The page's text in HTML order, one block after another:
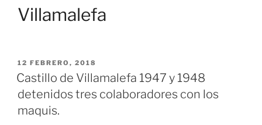
Villamalefa
PUBLICADO
EL
12 FEBRERO, 2018
Castillo de Villamalefa 1947 y 1948
detenidos tres colaboradores con los
maquis.